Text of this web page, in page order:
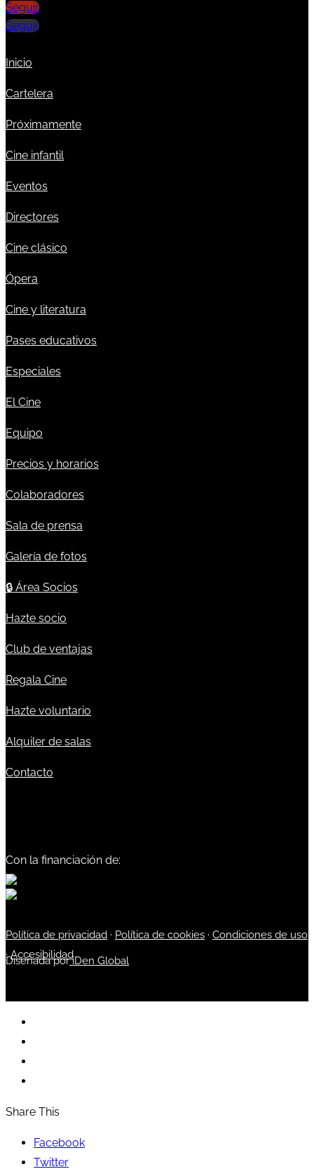
Seguir
Seguir
Inicio
Cartelera
Próximamente
Cine infantil
Eventos
Directores
Cine clásico
Ópera
Cine y literatura
Pases educativos
Especiales
El Cine
Equipo
Precios y horarios
Colaboradores
Sala de prensa
Galería de fotos
🔒 Área Socios
Hazte socio
Club de ventajas
Regala Cine
Hazte voluntario
Alquiler de salas
Contacto
Con la financiación de:
Política de privacidad · Política de cookies · Condiciones de uso
·Accesibilidad
Diseñada poriDen Global
Share This
Facebook
Twitter